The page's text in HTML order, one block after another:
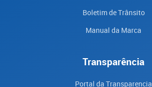
Boletim de Trânsito
Manual da Marca
Transparência
Portal da Transparencia